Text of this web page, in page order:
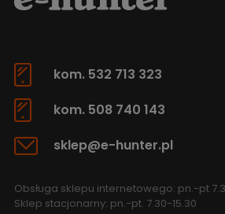
kom. 532 713 323
kom. 508 740 143
sklep@e-hunter.pl
Obsługa sklepu internetowego: pn.-pt
Sklep stacjonarny: pn.-pt. 7.30-15.30